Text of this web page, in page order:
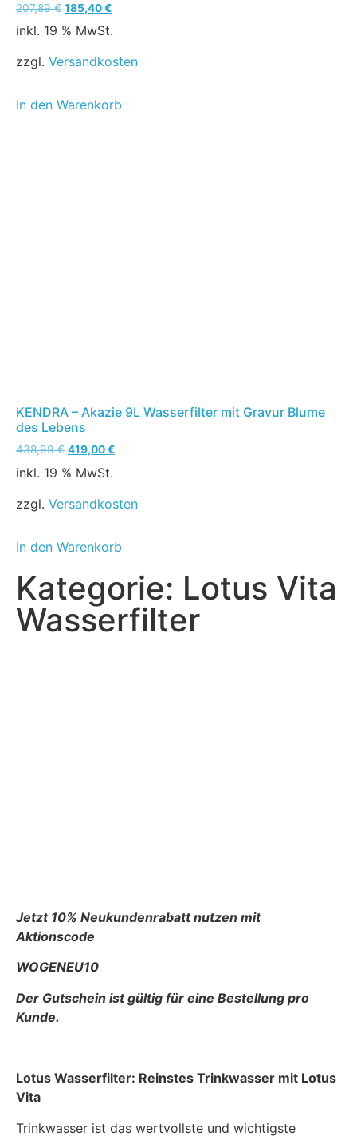
207,89€ 185,40€
inkl. 19 % MwSt.
zzgl. Versandkosten
In den Warenkorb
KENDRA – Akazie 9L Wasserfilter mit Gravur Blume
des Lebens
438,99€ 419,00€
inkl. 19 % MwSt.
zzgl. Versandkosten
In den Warenkorb
Kategorie: Lotus Vita
Wasserfilter
Jetzt 10% Neukundenrabatt nutzen mit
Aktionscode
WOGENEU10
Der Gutschein ist gültig für eine Bestellung pro
Kunde.
Lotus Wasserfilter: Reinstes Trinkwasser mit Lotus
Vita
Trinkwasser ist das wertvollste und wichtigste